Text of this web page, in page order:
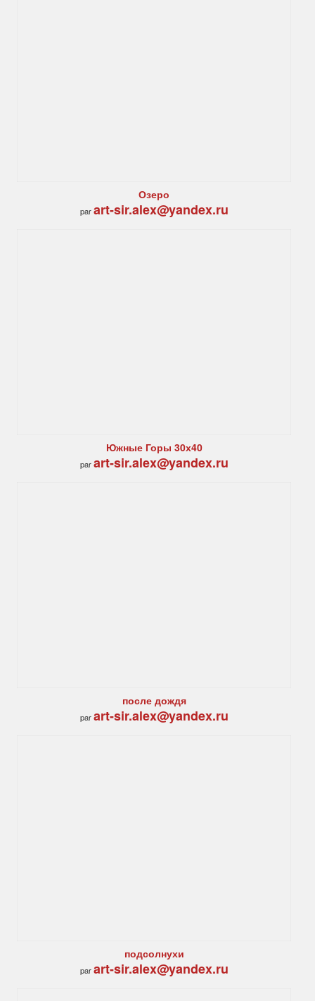
Озеро
parart-sir.alex@yandex.ru
Южные Горы 30х40
parart-sir.alex@yandex.ru
после дождя
parart-sir.alex@yandex.ru
подсолнухи
parart-sir.alex@yandex.ru